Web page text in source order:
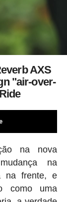
AXS
"air-over-
na nova
na
na frente, e
como uma